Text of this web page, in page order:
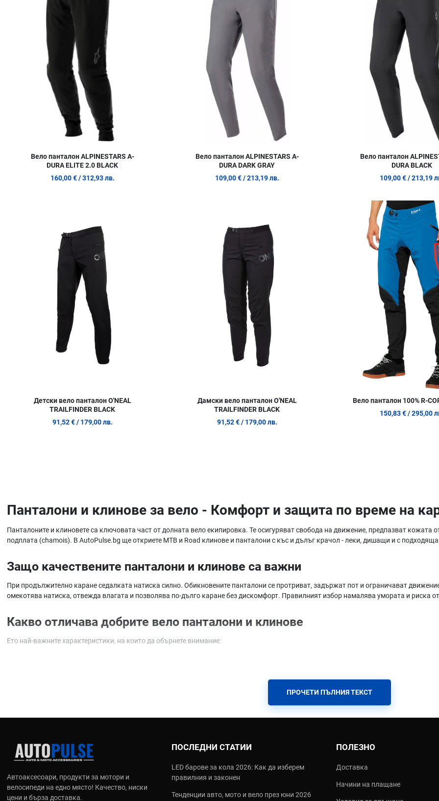
Вело панталон ALPINESTARS A-
DURA ELITE 2.0 BLACK
160,00 € / 312,93 лв.
Вело панталон ALPINESTARS A-
DURA DARK GRAY
109,00 € / 213,19 лв.
Вело панталон
DURA BLACK
109,00 € / 213,19
Детски вело панталон O'NEAL
TRAILFINDER BLACK
91,52 € / 179,00 лв.
Добави в любими
Сравни продукт
Дамски вело панталон O'NEAL
TRAILFINDER BLACK
91,52 € / 179,00 лв.
Вело панталон 100% R-
150,83 € / 295,00
Панталони и клинове за вело - Комфорт и защита по време на
Панталоните и клиновете са ключовата част от долната вело екипировка. Те осигуряват свобода на движение, предпазват кожата
подплата (chamois). В AutoPulse.bg ще откриете MTB и Road клинове и панталони с къс и дълъг крачол - леки, дишащи и с
Защо качествените панталони и клинове са важни
При продължително каране седалката натиска силно. Обикновените панталони се протриват, задържат пот и ограничават
омекотява натиска, отвежда влагата и позволява по-дълго каране без дискомфорт. Правилният избор намалява умората и риска
Какво отличава добрите вело панталони и клинове
Ето най-важните характеристики, на които да обърнете внимание:
Как да изберете подходящи панталони и клинове
Какъв тип каране практикувате?
MTB - по-свободен кроеж и по-здрава материя. Road - прилепнал и аеродинамичен дизайн.
Колко време карате наведнъж?
Къси разходки - по-тънка подплата. Дълги турове - по-дебела и комфортна chamois.
Предпочитате ли къс или дълъг крачол?
ПРОЧЕТИ ПЪЛНИЯ ТЕКСТ
Автоаксесоари, продукти за мотори и
велосипеди на едно място! Качество, ниски
цени и бърза доставка.
ПОСЛЕДНИ СТАТИИ
LED барове за кола 2026: Как да изберем
правилния и законен
Тенденции авто, мото и вело през юни 2026
ПОЛЕЗНО
Доставка
Начини на плащане